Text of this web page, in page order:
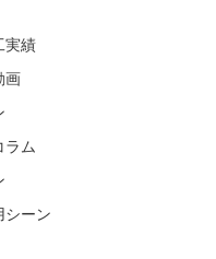
実績
画
ラム
シーン